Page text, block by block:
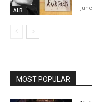
ALB
MOST POPULAR